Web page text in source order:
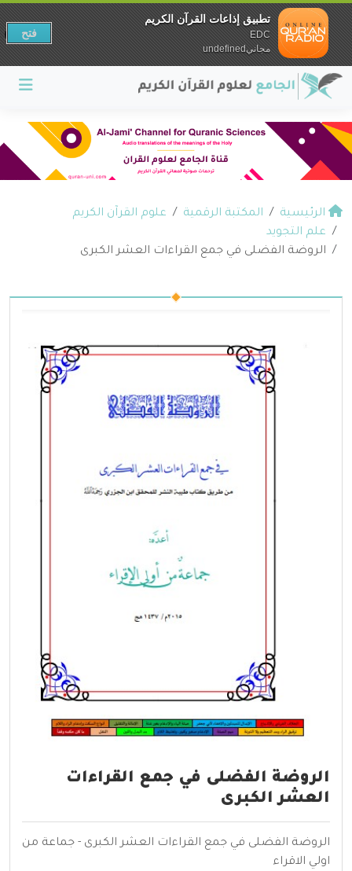
الرئيسية المكتبة الرقمية
علوم القرآن الكريم
علم التجويد
الروضة الفضلى في جمع القراءات العشر الكبرى
الروضة الفضلى في جمع القراءات
العشر الكبرى
الروضة الفضلى في جمع القراءات العشر الكبرى - جماعة من
اولي الاقراء
تطبيق إذاعات القرآن الكريم
EDC
مجانيundefined
فتح